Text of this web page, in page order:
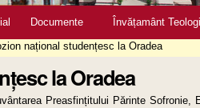
Documente Învățamânt
național studențesc la Oradea
la Oradea
Preasfințitului Părinte Sofronie,